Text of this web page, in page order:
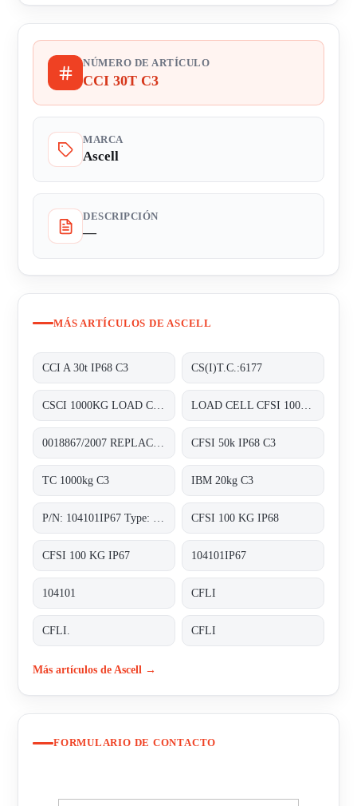
NÚMERO DE ARTÍCULO
CCI 30T C3
MARCA
Ascell
DESCRIPCIÓN
—
MÁS ARTÍCULOS DE ASCELL
CCI A 30t IP68 C3 CS(I)T.C.:6177
CFSI 50k IP68 C3
TC 1000kg C3 IBM 20kg C3
CFSI 100 KG IP68
CFSI 100 KG IP67 104101IP67
104101 CFLI
CFLI. CFLI
Más artículos de Ascell →
FORMULARIO DE CONTACTO